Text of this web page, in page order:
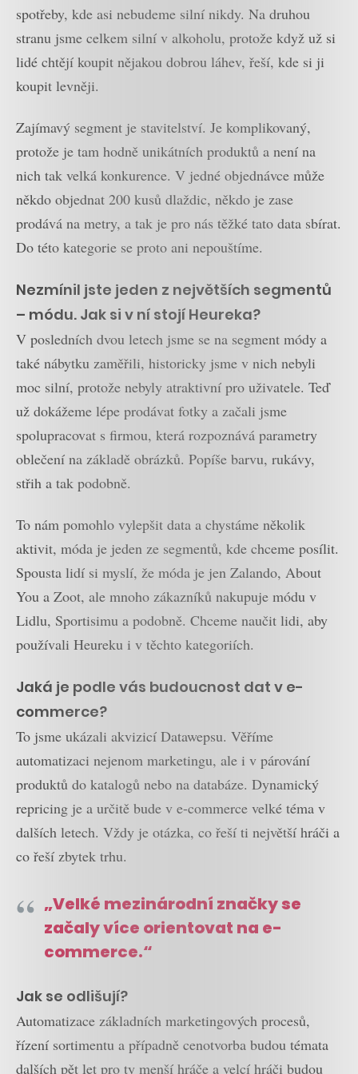
spotřeby, kde asi nebudeme silní nikdy. Na druhou
stranu jsme celkem silní v alkoholu, protože když už si
lidé chtějí koupit nějakou dobrou láhev, řeší, kde si ji
koupit levněji.
Zajímavý segment je stavitelství. Je komplikovaný,
protože je tam hodně unikátních produktů a není na
nich tak velká konkurence. V jedné objednávce může
někdo objednat 200 kusů dlaždic, někdo je zase
prodává na metry, a tak je pro nás těžké tato data sbírat.
Do této kategorie se proto ani nepouštíme.
Nezmínil jste jeden z největších segmentů
– módu. Jak si v ní stojí Heureka?
V posledních dvou letech jsme se na segment módy a
také nábytku zaměřili, historicky jsme v nich nebyli
moc silní, protože nebyly atraktivní pro uživatele. Teď
už dokážeme lépe prodávat fotky a začali jsme
spolupracovat s firmou, která rozpoznává parametry
oblečení na základě obrázků. Popíše barvu, rukávy,
střih a tak podobně.
To nám pomohlo vylepšit data a chystáme několik
aktivit, móda je jeden ze segmentů, kde chceme posílit.
Spousta lidí si myslí, že móda je jen Zalando, About
You a Zoot, ale mnoho zákazníků nakupuje módu v
Lidlu, Sportisimu a podobně. Chceme naučit lidi, aby
používali Heureku i v těchto kategoriích.
Jaká je podle vás budoucnost dat v e-
commerce?
To jsme ukázali akvizicí Datawepsu. Věříme
automatizaci nejenom marketingu, ale i v párování
produktů do katalogů nebo na databáze. Dynamický
repricing je a určitě bude v e-commerce velké téma v
dalších letech. Vždy je otázka, co řeší ti největší hráči a
co řeší zbytek trhu.
„Velké mezinárodní značky se
začaly více orientovat na e-
commerce.“
Jak se odlišují?
Automatizace základních marketingových procesů,
řízení sortimentu a případně cenotvorba budou témata
dalších pět let pro ty menší hráče a velcí hráči budou